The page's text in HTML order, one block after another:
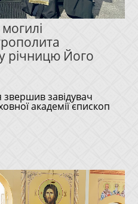
річницю Його
звершив завідувач
академії єпископ